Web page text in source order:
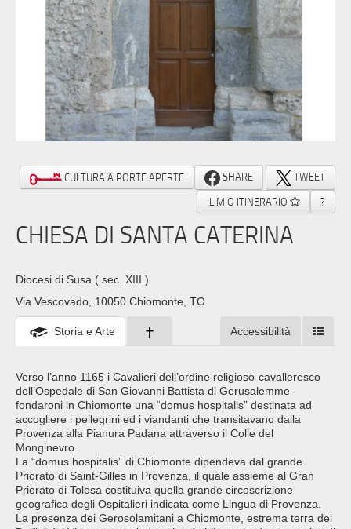
CULTURA A PORTE APERTE SHARE
TWEET
IL MIO ITINERARIO
?
CHIESA DI SANTA CATERINA
Diocesi di Susa ( sec. XIII )
Via Vescovado, 10050 Chiomonte, TO
Storia e Arte Accessibilità
Verso l’anno 1165 i Cavalieri dell’ordine religioso-cavalleresco
dell’Ospedale di San Giovanni Battista di Gerusalemme
fondaroni in Chiomonte una “domus hospitalis” destinata ad
accogliere i pellegrini ed i viandanti che transitavano dalla
Provenza alla Pianura Padana attraverso il Colle del
Monginevro.
La “domus hospitalis” di Chiomonte dipendeva dal grande
Priorato di Saint-Gilles in Provenza, il quale assieme al Gran
Priorato di Tolosa costituiva quella grande circoscrizione
geografica degli Ospitalieri indicata come Lingua di Provenza.
La presenza dei Gerosolamitani a Chiomonte, estrema terra dei